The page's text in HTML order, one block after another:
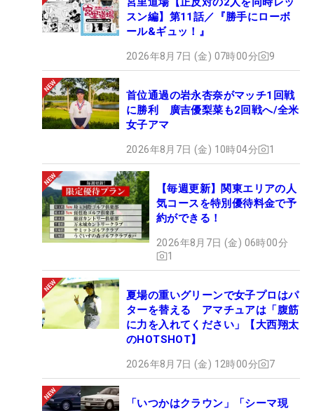
スン編】第11話／『勝手にローボ
ール&ギュッ！』
2026年8月7日 (金) 07時00分 9
首位通過の岩永杏奈がマッチ1回戦
に勝利 廣吉優梨菜も2回戦へ/全米
女子アマ
2026年8月7日 (金) 10時04分 1
【毎週更新】関東エリアの人
気コースを特別優待料金で予
約ができる！
2026年8月7日 (金) 06時00分
1
夏場の重いグリーンで女子プロはパ
ターを替える アマチュアは「腹筋
に力を入れてください」【大西翔太
のHOTSHOT】
2026年8月7日 (金) 12時00分 7
「いつかはクラウン」「シーマ現